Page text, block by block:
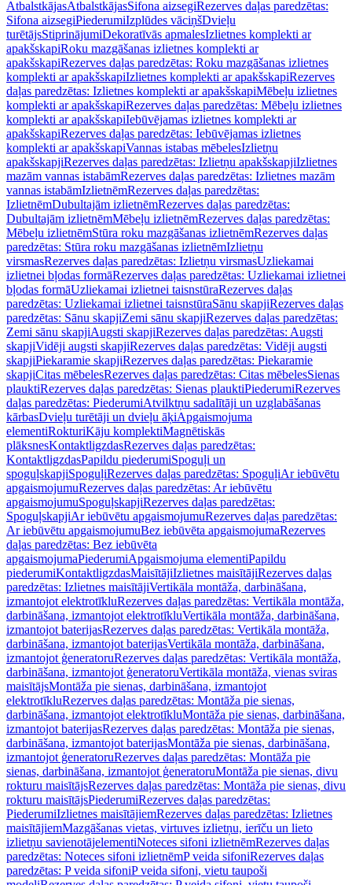
AtbalstkājasAtbalstkājasSifona aizsegiRezerves daļas paredzētas:
Sifona aizsegiPiederumiIzplūdes vāciņšDvieļu
turētājsStiprinājumiDekoratīvās apmalesIzlietnes komplekti ar
apakšskapiRoku mazgāšanas izlietnes komplekti ar
apakšskapiRezerves daļas paredzētas: Roku mazgāšanas izlietnes
komplekti ar apakšskapiIzlietnes komplekti ar apakšskapiRezerves
daļas paredzētas: Izlietnes komplekti ar apakšskapiMēbeļu izlietnes
komplekti ar apakšskapiRezerves daļas paredzētas: Mēbeļu izlietnes
komplekti ar apakšskapiIebūvējamas izlietnes komplekti ar
apakšskapiRezerves daļas paredzētas: Iebūvējamas izlietnes
komplekti ar apakšskapiVannas istabas mēbelesIzlietņu
apakšskapjiRezerves daļas paredzētas: Izlietņu apakšskapjiIzlietnes
mazām vannas istabāmRezerves daļas paredzētas: Izlietnes mazām
vannas istabāmIzlietnēmRezerves daļas paredzētas:
IzlietnēmDubultajām izlietnēmRezerves daļas paredzētas:
Dubultajām izlietnēmMēbeļu izlietnēmRezerves daļas paredzētas:
Mēbeļu izlietnēmStūra roku mazgāšanas izlietnēmRezerves daļas
paredzētas: Stūra roku mazgāšanas izlietnēmIzlietņu
virsmasRezerves daļas paredzētas: Izlietņu virsmasUzliekamai
izlietnei bļodas formāRezerves daļas paredzētas: Uzliekamai izlietnei
bļodas formāUzliekamai izlietnei taisnstūraRezerves daļas
paredzētas: Uzliekamai izlietnei taisnstūraSānu skapjiRezerves daļas
paredzētas: Sānu skapjiZemi sānu skapjiRezerves daļas paredzētas:
Zemi sānu skapjiAugsti skapjiRezerves daļas paredzētas: Augsti
skapjiVidēji augsti skapjiRezerves daļas paredzētas: Vidēji augsti
skapjiPiekaramie skapjiRezerves daļas paredzētas: Piekaramie
skapjiCitas mēbelesRezerves daļas paredzētas: Citas mēbelesSienas
plauktiRezerves daļas paredzētas: Sienas plauktiPiederumiRezerves
daļas paredzētas: PiederumiAtvilktņu sadalītāji un uzglabāšanas
kārbasDvieļu turētāji un dvieļu āķiApgaismojuma
elementiRokturiKāju komplektiMagnētiskās
plāksnesKontaktligzdasRezerves daļas paredzētas:
KontaktligzdasPapildu piederumiSpoguļi un
spoguļskapjiSpoguļiRezerves daļas paredzētas: SpoguļiAr iebūvētu
apgaismojumuRezerves daļas paredzētas: Ar iebūvētu
apgaismojumuSpoguļskapjiRezerves daļas paredzētas:
SpoguļskapjiAr iebūvētu apgaismojumuRezerves daļas paredzētas:
Ar iebūvētu apgaismojumuBez iebūvēta apgaismojumaRezerves
daļas paredzētas: Bez iebūvēta
apgaismojumaPiederumiApgaismojuma elementiPapildu
piederumiKontaktligzdasMaisītājiIzlietnes maisītājiRezerves daļas
paredzētas: Izlietnes maisītājiVertikāla montāža, darbināšana,
izmantojot elektrotīkluRezerves daļas paredzētas: Vertikāla montāža,
darbināšana, izmantojot elektrotīkluVertikāla montāža, darbināšana,
izmantojot baterijasRezerves daļas paredzētas: Vertikāla montāža,
darbināšana, izmantojot baterijasVertikāla montāža, darbināšana,
izmantojot ģeneratoruRezerves daļas paredzētas: Vertikāla montāža,
darbināšana, izmantojot ģeneratoruVertikāla montāža, vienas sviras
maisītājsMontāža pie sienas, darbināšana, izmantojot
elektrotīkluRezerves daļas paredzētas: Montāža pie sienas,
darbināšana, izmantojot elektrotīkluMontāža pie sienas, darbināšana,
izmantojot baterijasRezerves daļas paredzētas: Montāža pie sienas,
darbināšana, izmantojot baterijasMontāža pie sienas, darbināšana,
izmantojot ģeneratoruRezerves daļas paredzētas: Montāža pie
sienas, darbināšana, izmantojot ģeneratoruMontāža pie sienas, divu
rokturu maisītājsRezerves daļas paredzētas: Montāža pie sienas, divu
rokturu maisītājsPiederumiRezerves daļas paredzētas:
PiederumiIzlietnes maisītājiemRezerves daļas paredzētas: Izlietnes
maisītājiemMazgāšanas vietas, virtuves izlietņu, ierīču un lieto
izlietņu savienotājelementiNoteces sifoni izlietnēmRezerves daļas
paredzētas: Noteces sifoni izlietnēmP veida sifoniRezerves daļas
paredzētas: P veida sifoniP veida sifoni, vietu taupoši